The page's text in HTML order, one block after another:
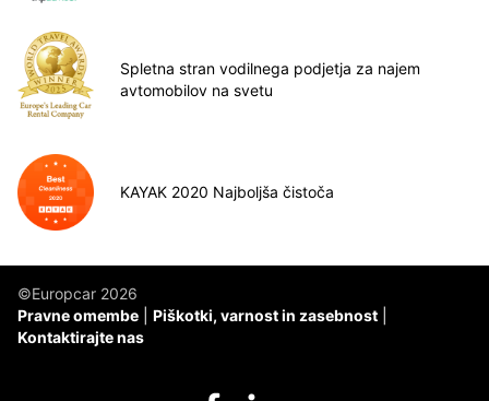
Spletna stran vodilnega podjetja za najem
avtomobilov na svetu
KAYAK 2020 Najboljša čistoča
©Europcar 2026
Pravne omembe
Piškotki, varnost in zasebnost
Kontaktirajte nas